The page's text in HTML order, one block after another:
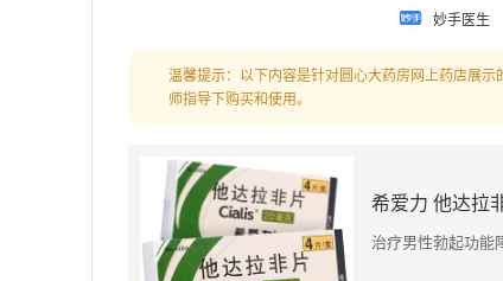
妙手医生
温馨提示：以下内容是针对圆心大药房网上药店展
师指导下购买和使用。
希爱力 他达拉
治疗男性勃起功能